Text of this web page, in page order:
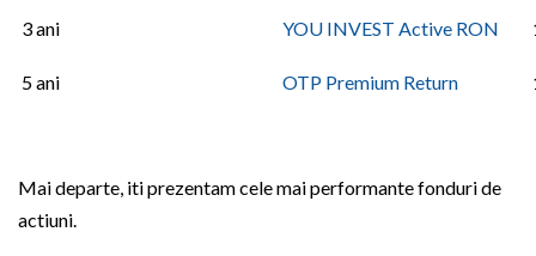
3 ani YOU INVEST Active RON
5 ani OTP Premium Return
Mai departe, iti prezentam cele mai performante fonduri de
actiuni.